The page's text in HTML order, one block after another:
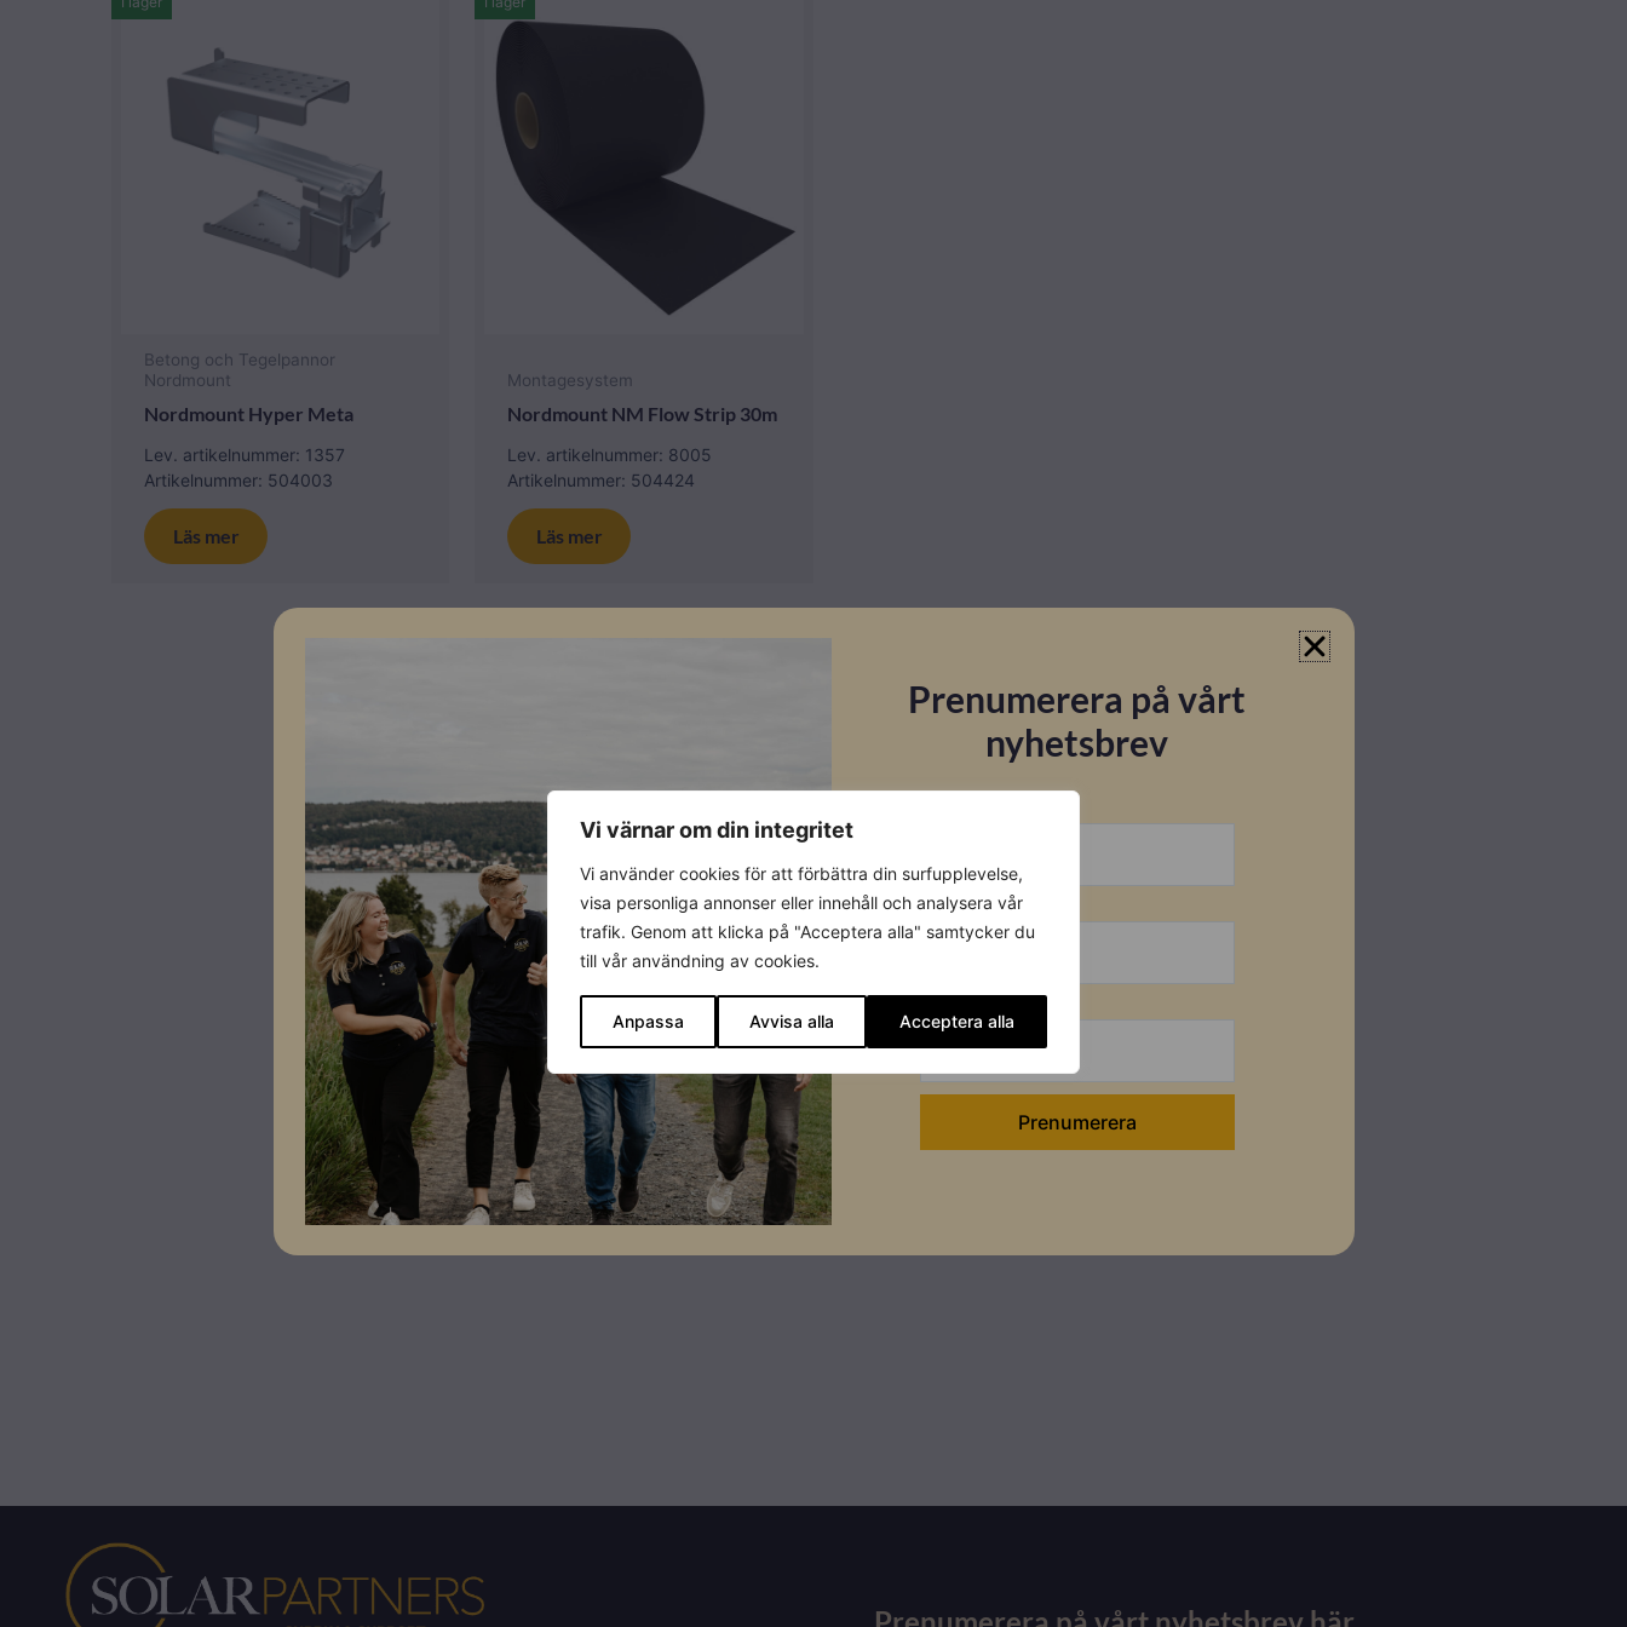
Vi värnar om din integritet
Vi använder cookies för att förbättra din surfupplevelse,
visa personliga annonser eller innehåll och analysera vår
trafik. Genom att klicka på "Acceptera alla" samtycker du
till vår användning av cookies.
Anpassa Avvisa alla Acceptera alla
Betong och Tegelpannor
Nordmount
Nordmount Hyper Meta
Lev. artikelnummer: 1357
Artikelnummer: 504003
Läs mer
Montagesystem
Nordmount NM Flow Strip 30m
Lev. artikelnummer: 8005
Artikelnummer: 504424
Läs mer
Prenumerera på vårt
nyhetsbrev
Förnamn
Efternamn